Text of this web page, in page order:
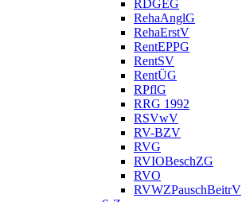
RDGEG
RehaAnglG
RehaErstV
RentEPPG
RentSV
RentÜG
RPflG
RRG 1992
RSVwV
RV-BZV
RVG
RVIOBeschZG
RVO
RVWZPauschBeitrV